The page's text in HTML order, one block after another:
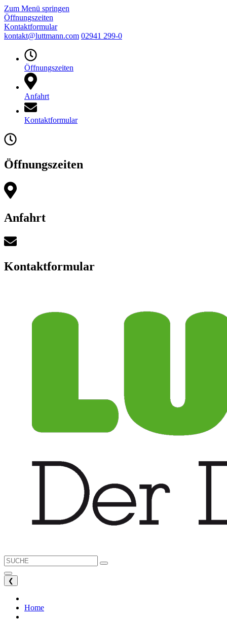
Zum Menü springen
Öffnungszeiten
Kontaktformular
kontakt@luttmann.com 02941 299-0
Öffnungszeiten
Anfahrt
Kontaktformular
Öffnungszeiten
Anfahrt
Kontaktformular
❮
Home